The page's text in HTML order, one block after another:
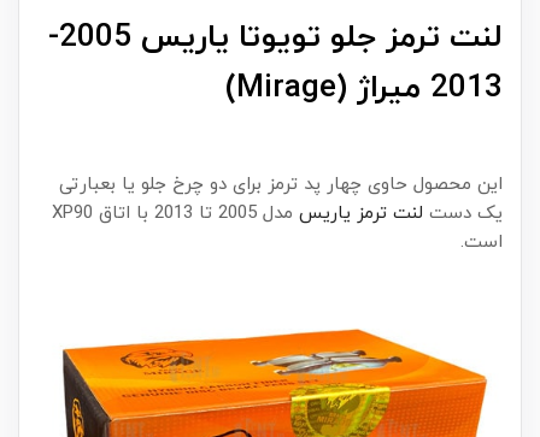
لنت ترمز جلو تویوتا یاریس 2005-
2013 میراژ (Mirage)
این محصول حاوی چهار پد ترمز برای دو چرخ جلو یا بعبارتی
یک دست لنت ترمز یاریس
مدل 2005 تا 2013 با اتاق XP90
است.